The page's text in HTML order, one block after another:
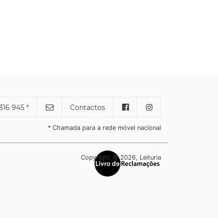
945 * Contactos
* Chamada para a rede móvel nacional
Copyright © 2026, Leituria